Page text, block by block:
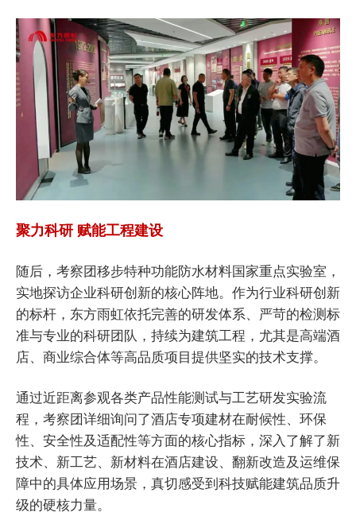
聚力科研 赋能工程建设
随后，考察团移步特种功能防水材料国家重点实验室，
实地探访企业科研创新的核心阵地。作为行业科研创新
的标杆，东方雨虹依托完善的研发体系、严苛的检测标
准与专业的科研团队，持续为建筑工程，尤其是高端酒
店、商业综合体等高品质项目提供坚实的技术支撑。
通过近距离参观各类产品性能测试与工艺研发实验流
程，考察团详细询问了酒店专项建材在耐候性、环保
性、安全性及适配性等方面的核心指标，深入了解了新
技术、新工艺、新材料在酒店建设、翻新改造及运维保
障中的具体应用场景，真切感受到科技赋能建筑品质升
级的硬核力量。